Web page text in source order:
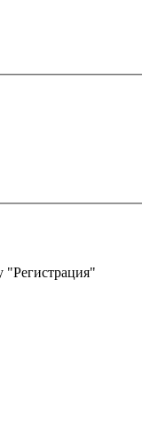
"Регистрация"